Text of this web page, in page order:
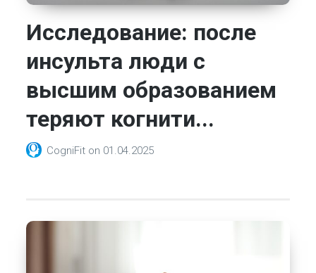
Исследование: после
инсульта люди с
высшим образованием
теряют когнити...
CogniFit on 01.04.2025